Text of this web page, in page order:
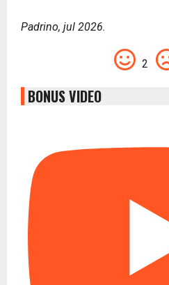
Padrino, jul 2026.
2
BONUS VIDEO